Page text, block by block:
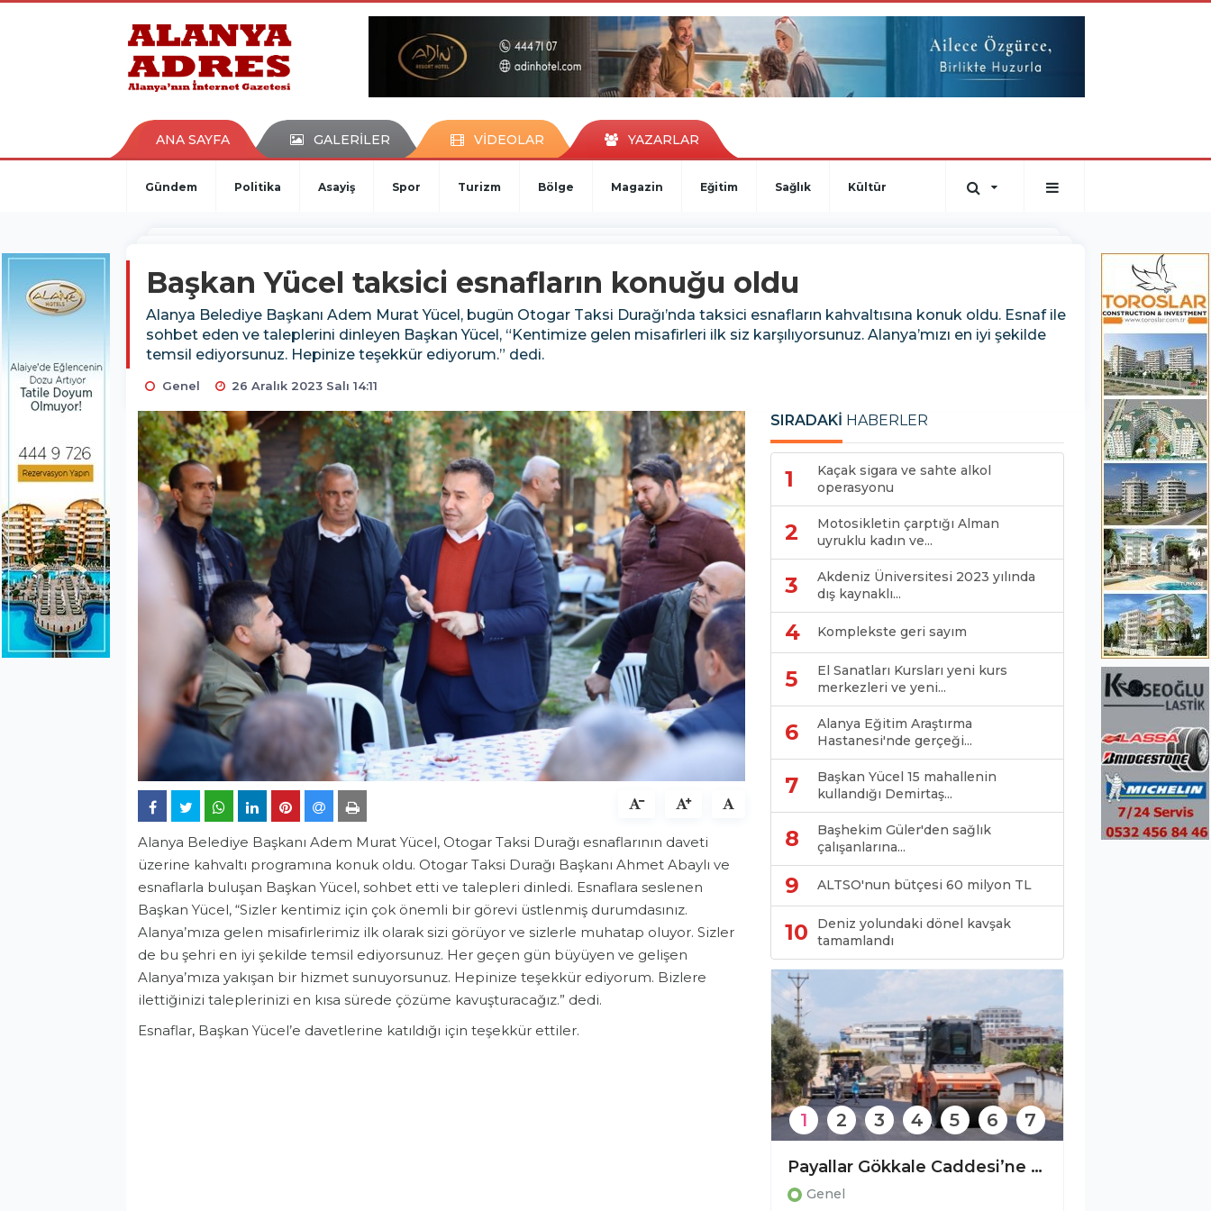
kaçak bahis
porno izle
ANA SAYFA GALERİLER VİDEOLAR YAZARLAR
Gündem Politika Asayiş Spor Turizm Bölge Magazin Eğitim Sağlık Kültür
Başkan Yücel taksici esnafların konuğu oldu
Alanya Belediye Başkanı Adem Murat Yücel, bugün Otogar Taksi Durağı’nda taksici esnafların kahvaltısına konuk oldu. Esnaf ile
sohbet eden ve taleplerini dinleyen Başkan Yücel, “Kentimize gelen misafirleri ilk siz karşılıyorsunuz. Alanya’mızı en iyi şekilde
temsil ediyorsunuz. Hepinize teşekkür ediyorum.” dedi.
Genel 26 Aralık 2023 Salı 14:11
Alanya Belediye Başkanı Adem Murat Yücel, Otogar Taksi Durağı esnaflarının daveti
üzerine kahvaltı programına konuk oldu. Otogar Taksi Durağı Başkanı Ahmet Abaylı ve
esnaflarla buluşan Başkan Yücel, sohbet etti ve talepleri dinledi. Esnaflara seslenen
Başkan Yücel, “Sizler kentimiz için çok önemli bir görevi üstlenmiş durumdasınız.
Alanya’mıza gelen misafirlerimiz ilk olarak sizi görüyor ve sizlerle muhatap oluyor. Sizler
de bu şehri en iyi şekilde temsil ediyorsunuz. Her geçen gün büyüyen ve gelişen
Alanya’mıza yakışan bir hizmet sunuyorsunuz. Hepinize teşekkür ediyorum. Bizlere
ilettiğinizi taleplerinizi en kısa sürede çözüme kavuşturacağız.” dedi.
Esnaflar, Başkan Yücel’e davetlerine katıldığı için teşekkür ettiler.
SIRADAKİ HABERLER
1
Kaçak sigara ve sahte alkol
operasyonu
2
Motosikletin çarptığı Alman
uyruklu kadın ve...
3
Akdeniz Üniversitesi 2023 yılında
dış kaynaklı...
4 Komplekste geri sayım
5
El Sanatları Kursları yeni kurs
merkezleri ve yeni...
6
Alanya Eğitim Araştırma
Hastanesi'nde gerçeği...
7
Başkan Yücel 15 mahallenin
kullandığı Demirtaş...
8
Başhekim Güler'den sağlık
çalışanlarına...
9 ALTSO'nun bütçesi 60 milyon TL
10
Deniz yolundaki dönel kavşak
tamamlandı
Payallar Gökkale Caddesi’ne sıcak asfalt
Genel
1 2 3 4 5 6 7